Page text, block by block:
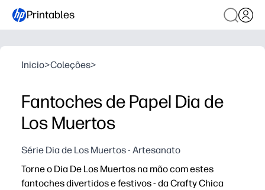
Printables
Inicio>Coleções>
Fantoches de Papel Dia de
Los Muertos
Série Dia de Los Muertos - Artesanato
Torne o Dia De Los Muertos na mão com estes
fantoches divertidos e festivos - da Crafty Chica